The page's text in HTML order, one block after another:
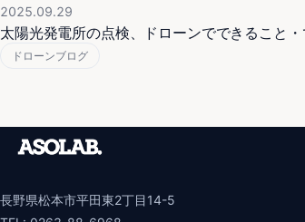
2025.09.29
太陽光発電所の点検、ドローンでできること
ドローンブログ
長野県松本市平田東2丁目14-5